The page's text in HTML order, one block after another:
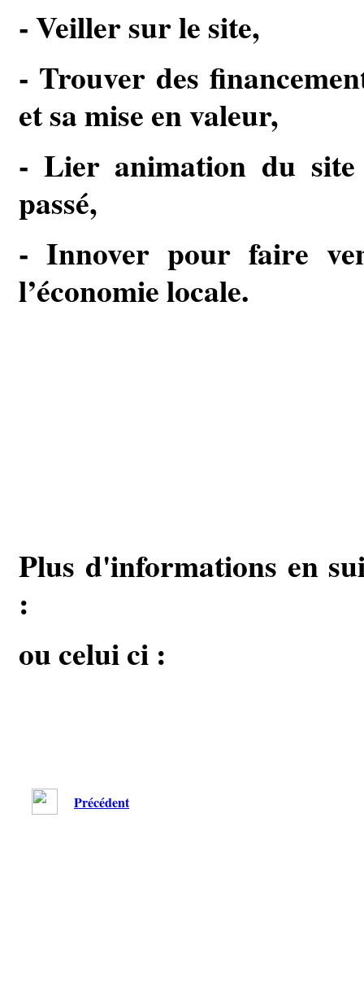
- Veiller sur le site,
- Trouver des
et sa mise en valeur,
- Lier animation du site
passé,
- Innover pour faire
l’économie locale.
Plus d'informations en
:
ou celui ci :
Précédent